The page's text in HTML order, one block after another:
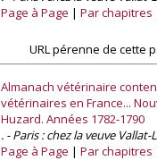
Page à Page
Par chapitres
URL pérenne de cette
Almanach vétérinaire
vétérinaires en France...
Huzard. Années 1782-1790
. - Paris : chez la veuve Vallat-
Page à Page
Par chapitres